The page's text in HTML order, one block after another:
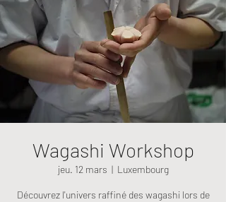
Wagashi Workshop
jeu. 12 mars
  |
Luxembourg
Découvrez l'univers raffiné des wagashi lors de